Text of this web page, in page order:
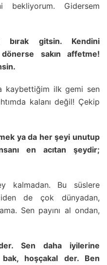
bekliyorum. Gidersem
bırak gitsin. Kendini
sakın affetme!
kaybettiğim ilk gemi sen
kalanı değil! Çekip
ya da her şeyi unutup
en acıtan şeydir;
kalmadan. Bu süslere
de çok dünyadan,
Sen payını al ondan,
Sen daha iyilerine
hoşçakal der. Ben